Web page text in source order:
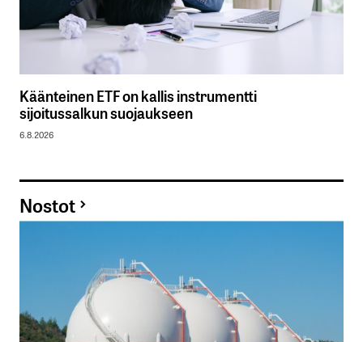
Käänteinen ETF on kallis instrumentti
sijoitussalkun suojaukseen
6.8.2026
Nostot